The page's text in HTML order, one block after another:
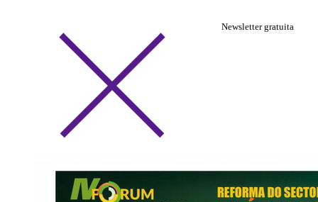
Newsletter gratuita